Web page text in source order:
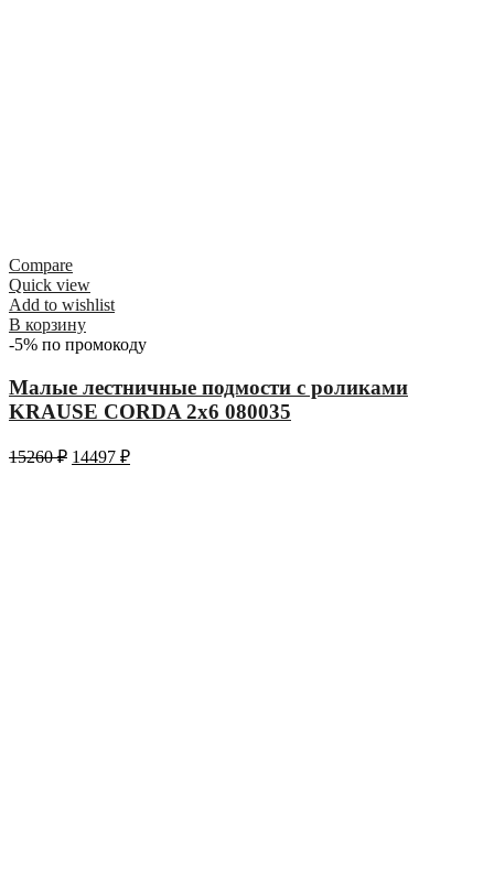
Compare
Quick view
Add to wishlist
В корзину
-5% по промокоду
Малые лестничные подмости с роликами
KRAUSE CORDA 2х6 080035
15260₽ 14497 ₽